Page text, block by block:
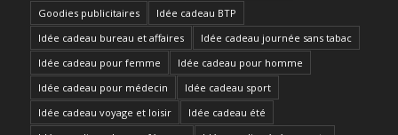
Goodies publicitaires
Idée cadeau BTP
Idée cadeau bureau et affaires
Idée cadeau journée sans tabac
Idée cadeau pour femme
Idée cadeau pour homme
Idée cadeau pour médecin
Idée cadeau sport
Idée cadeau voyage et loisir
Idée cadeau été